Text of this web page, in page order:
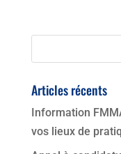
Articles récents
Information
vos lieux de